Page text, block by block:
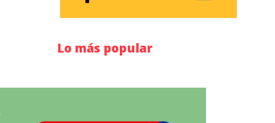
Lo más popular